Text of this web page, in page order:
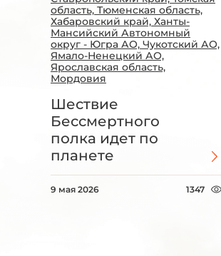
область, Тюменская область,
Хабаровский край, Ханты-
Мансийский Автономный
округ - Югра АО, Чукотский АО,
Ямало-Ненецкий АО,
Ярославская область,
Мордовия
Шествие
Бессмертного
полка идет по
планете
9 мая 2026 1347